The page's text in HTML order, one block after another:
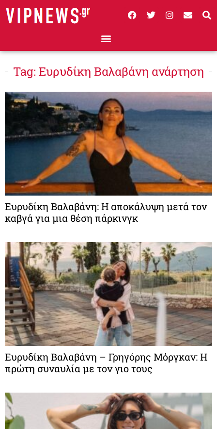
Tag: Ευρυδίκη Βαλαβάνη ανάρτηση
Ευρυδίκη Βαλαβάνη: Η αποκάλυψη μετά τον
καβγά για μια θέση πάρκινγκ
Ευρυδίκη Βαλαβάνη – Γρηγόρης Μόργκαν: Η
πρώτη συναυλία με τον γιο τους